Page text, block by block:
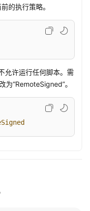
的执行策略。
允许运行任何脚本。需
“RemoteSigned”。